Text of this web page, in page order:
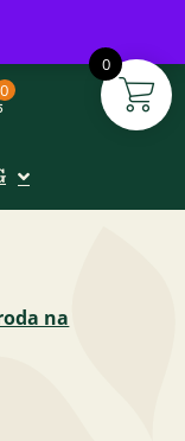
0
0
na